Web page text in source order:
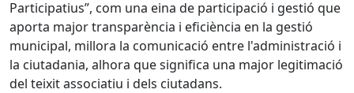
Participatius”, com una eina de participació i gestió que
aporta major transparència i eficiència en la gestió
municipal, millora la comunicació entre l'administració i
la ciutadania, alhora que significa una major legitimació
del teixit associatiu i dels ciutadans.